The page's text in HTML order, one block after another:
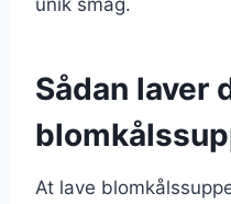
Sådan laver
At lave